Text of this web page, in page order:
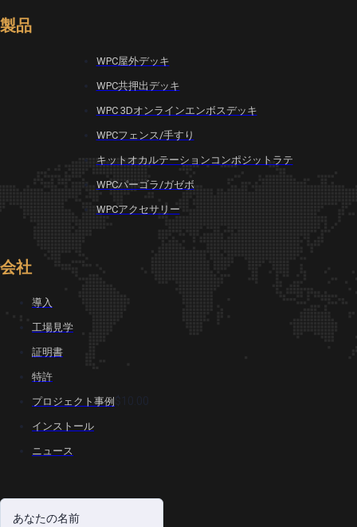
製品
WPC屋外デッキ
WPC共押出デッキ
WPC 3Dオンラインエンボスデッキ
WPCフェンス/手すり
キットオカルテーションコンポジットラテ
WPCパーゴラ/ガゼボ
WPCアクセサリー
会社
導入
工場見学
証明書
特許
プロジェクト事例 $10.00
インストール
ニュース